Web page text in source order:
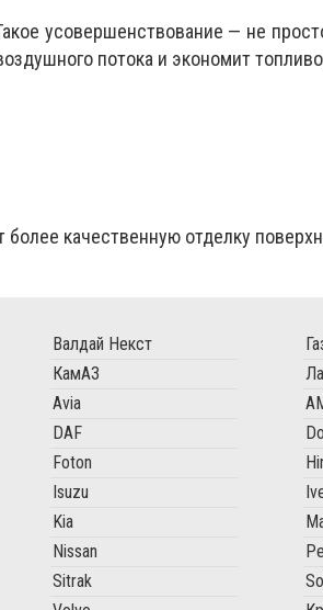
усовершенствование — не
потока и экономит
качественную отделку
Валдай Некст
КамАЗ
Avia
DAF
Foton
Isuzu
Kia
Nissan
Sitrak